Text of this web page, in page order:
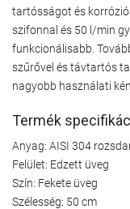
tartósságot és
szifonnal és 50 l/min
funkcionálisabb.
szűrővel és távtartós
nagyobb használati
Termék
Anyag: AISI 304
Felület: Edzett üveg
Szín: Fekete üveg
Szélesség: 50 cm